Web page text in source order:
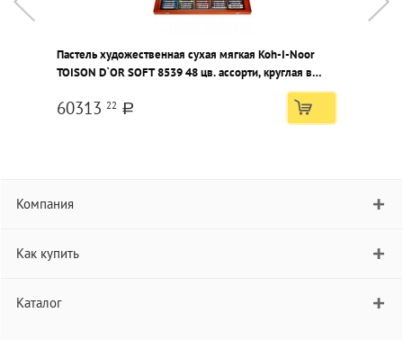
Пастель художественная сухая мягкая Koh-I-Noor
TOISON D`OR SOFT 8539 48 цв. ассорти, круглая в
60313 22 a
Компания
Как купить
Каталог